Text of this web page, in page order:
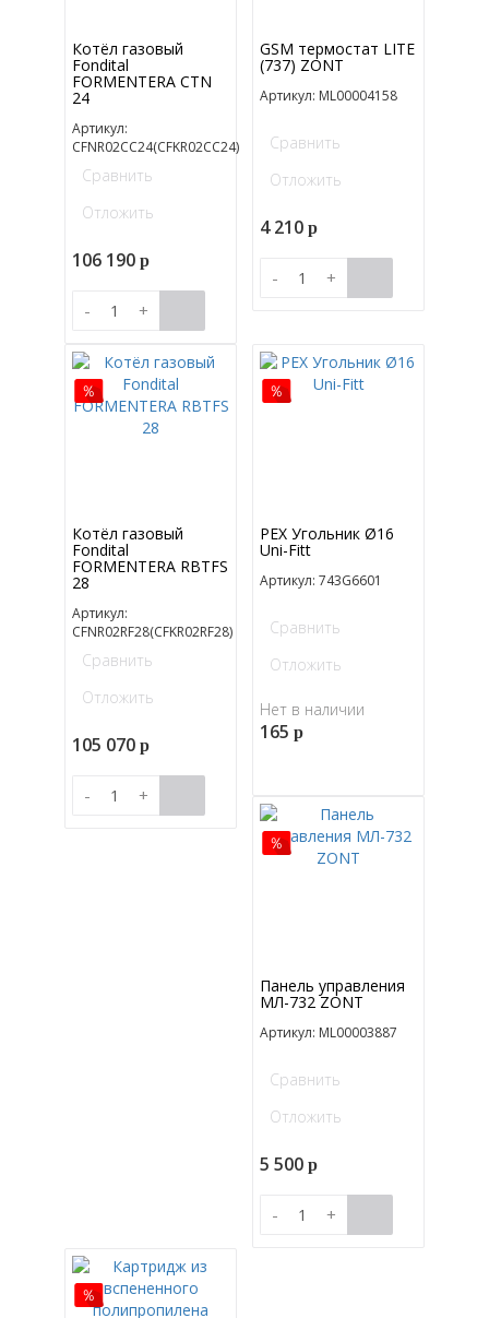
Котёл газовый
Fondital
FORMENTERA CTN
24
Артикул:
CFNR02CC24(CFKR02CC24)
Сравнить
Отложить
106 190p
- +
GSM термостат LITE
(737) ZONT
Артикул: ML00004158
Сравнить
Отложить
4 210p
- +
Котёл газовый
Fondital
FORMENTERA RBTFS
28
Артикул:
CFNR02RF28(CFKR02RF28)
Сравнить
Отложить
105 070p
- +
PEX Угольник Ø16
Uni-Fitt
Артикул: 743G6601
Сравнить
Отложить
Нет в наличии
165p
Панель управления
МЛ-732 ZONT
Артикул: ML00003887
Сравнить
Отложить
5 500p
- +